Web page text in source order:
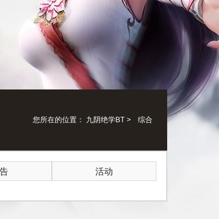
您所在的位置： 九阴绝学BT > 综合
活动